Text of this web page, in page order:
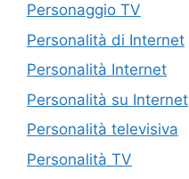
Personaggio TV
Personalità di Internet
Personalità Internet
Personalità su Internet
Personalità televisiva
Personalità TV